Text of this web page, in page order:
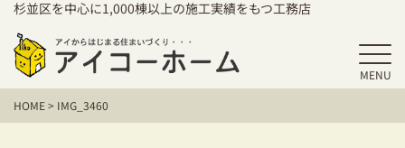
杉並区を中心に1,000棟以上の施工実績をもつ工務店
MENU
HOME
アイコーホームの家づくり
HOME> IMG_3460